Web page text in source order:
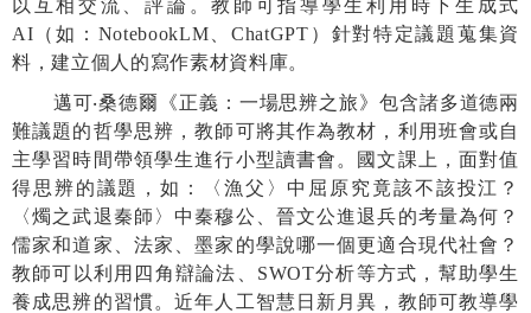
以互相交流、評論。教師可指導學生利用時下生成式
AI （如： NotebookLM 、ChatGPT ）針對特定議題蒐集資
料，建立個人的寫作素材資料庫。
邁可‧桑德爾《正義：一場思辨之旅》包含諸多道德兩
難議題的哲學思辨，教師可將其作為教材，利用班會或自
主學習時間帶領學生進行小型讀書會。國文課上，面對值
得思辨的議題，如：〈漁父〉中屈原究竟該不該投江？
〈燭之武退秦師〉中秦穆公、晉文公進退兵的考量為何？
儒家和道家、法家、墨家的學說哪一個更適合現代社會？
教師可以利用四角辯論法、 SWOT分析等方式，幫助學生
養成思辨的習慣。近年人工智慧日新月異，教師可教導學